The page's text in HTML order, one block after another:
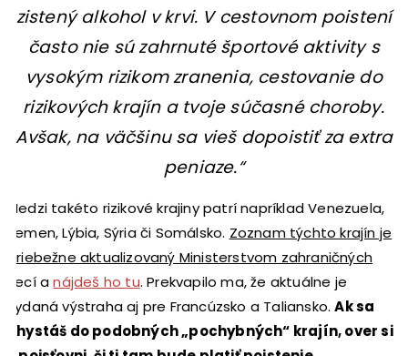
zistený alkohol v krvi. V cestovnom poistení
často nie sú zahrnuté športové aktivity s
vysokým rizikom zranenia, cestovanie do
rizikových krajín a tvoje súčasné choroby.
Avšak, na väčšinu sa vieš dopoistiť za extra
peniaze.“
Medzi takéto rizikové krajiny patrí napríklad Venezuela,
Jemen, Lýbia, Sýria či Somálsko. Zoznam týchto krajín je
priebežne aktualizovaný Ministerstvom zahraničných
vecí anájdeš ho tu. Prekvapilo ma, že aktuálne je
vydaná výstraha aj pre Francúzsko a Taliansko.Ak sa
chystáš do podobných „pochybných“ krajín, over si